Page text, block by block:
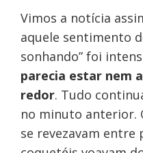
Vimos a notícia
aquele sentimento
sonhando” foi
parecia estar nem
redor. Tudo
no minuto anterior.
se revezavam entre